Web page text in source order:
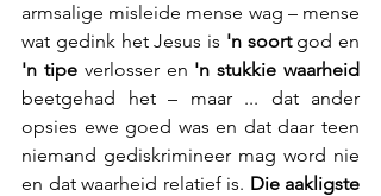
armsalige misleide mense wag – mense
wat gedink het Jesus is 'n soort
'n tipe verlosser en 'n stukkie waarheid
beetgehad het – maar ... dat ander
opsies ewe goed was en dat daar teen
niemand gediskrimineer mag word nie
en dat waarheid relatief is. Die aakligste